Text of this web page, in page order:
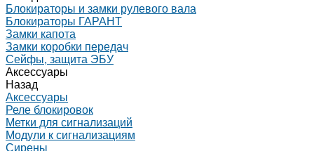
Блокираторы и замки рулевого вала
Блокираторы ГАРАНТ
Замки капота
Замки коробки передач
Сейфы, защита ЭБУ
Аксессуары
Назад
Аксессуары
Реле блокировок
Метки для сигнализаций
Модули к сигнализациям
Сирены